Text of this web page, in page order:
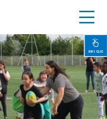
EN 1 CLIC